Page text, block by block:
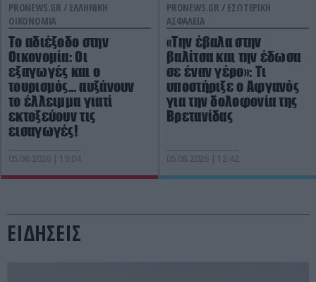
PRONEWS.GR / ΕΛΛΗΝΙΚΗ
ΟΙΚΟΝΟΜΙΑ
Το αδιέξοδο στην
Οικονομία: Οι
εξαγωγές και ο
τουρισμός… αυξάνουν
το έλλειμμα γιατί
εκτοξεύουν τις
εισαγωγές!
05.08.2026 | 19:04
PRONEWS.GR / ΕΣΩΤΕΡΙΚΗ
ΑΣΦΑΛΕΙΑ
«Την έβαλα στην
βαλίτσα και την έδωσα
σε έναν γέρο»: Τι
υποστήριξε ο Αφγανός
για την δολοφονία της
Βρετανίδας
05.08.2026 | 12:42
ΕΙΔΗΣΕΙΣ